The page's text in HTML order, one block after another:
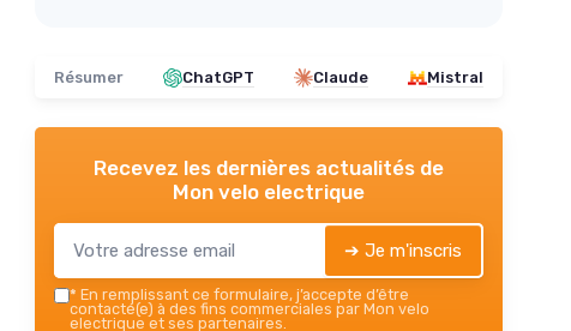
Résumer ChatGPT Claude Mistral
Recevez les dernières actualités de
Mon velo electrique
➔ Je m'inscris
* En remplissant ce formulaire, j’accepte d’être
contacté(e) à des fins commerciales par Mon velo
electrique et ses partenaires.